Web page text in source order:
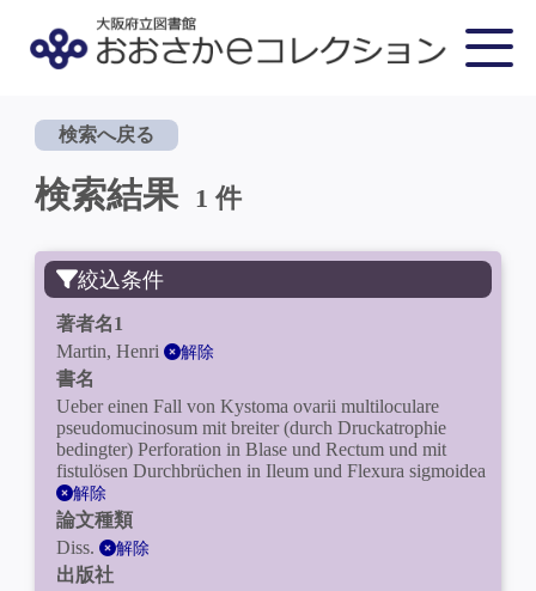
検索へ戻る
検索結果 1 件
絞込条件
著者名1
Martin, Henri
解除
書名
Ueber einen Fall von Kystoma ovarii multiloculare
pseudomucinosum mit breiter (durch Druckatrophie
bedingter) Perforation in Blase und Rectum und mit
fistulösen Durchbrüchen in Ileum und Flexura sigmoidea
解除
論文種類
Diss.
解除
出版社